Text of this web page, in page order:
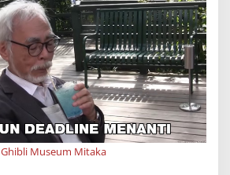
Ghibli Museum Mitaka